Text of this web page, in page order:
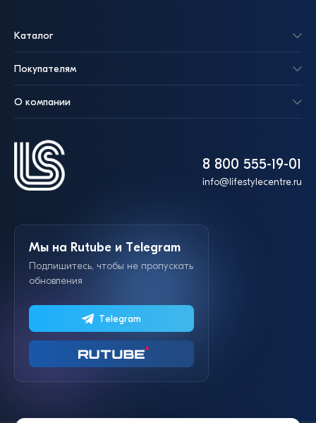
8 800 555-19-01
info@lifestylecentre.ru
Каталог
Покупателям
О компании
Мы на Rutube и Telegram
Подпишитесь, чтобы не пропускать
обновления
Telegram